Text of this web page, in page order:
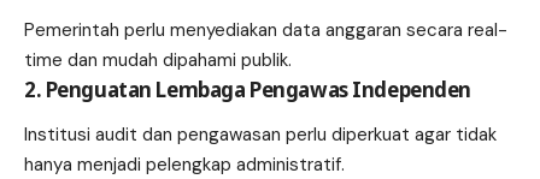
Pemerintah perlu menyediakan data anggaran secara real-
time dan mudah dipahami publik.
2. Penguatan Lembaga Pengawas Independen
Institusi audit dan pengawasan perlu diperkuat agar tidak
hanya menjadi pelengkap administratif.